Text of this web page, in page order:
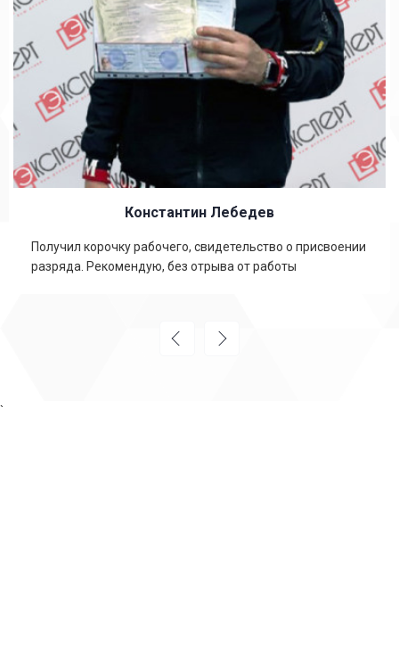
Константин Лебедев
Получил корочку рабочего, свидетельство о присвоении
разряда. Рекомендую, без отрыва от работы
`